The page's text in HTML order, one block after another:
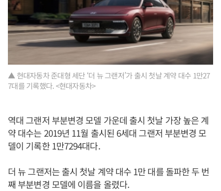
▲ 현대자동차 준대형 세단 ‘더 뉴 그랜저’가 출시 첫날 계약 대수 1만27
7대를 기록했다. <현대자동차>
역대 그랜저 부분변경 모델 가운데 출시 첫날 가장 높은 계
약 대수는 2019년 11월 출시된 6세대 그랜저 부분변경 모
델이 기록한 1만7294대다.
더 뉴 그랜저는 출시 첫날 계약 대수 1만 대를 돌파한 두 번
째 부분변경 모델에 이름을 올렸다.